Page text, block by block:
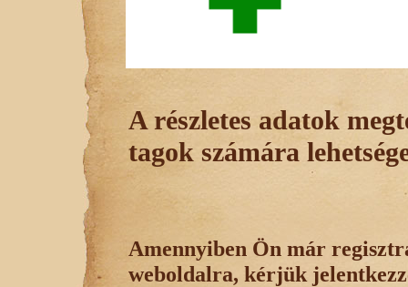
A részletes adatok
tagok számára
Amennyiben Ön már
weboldalra, kérjük